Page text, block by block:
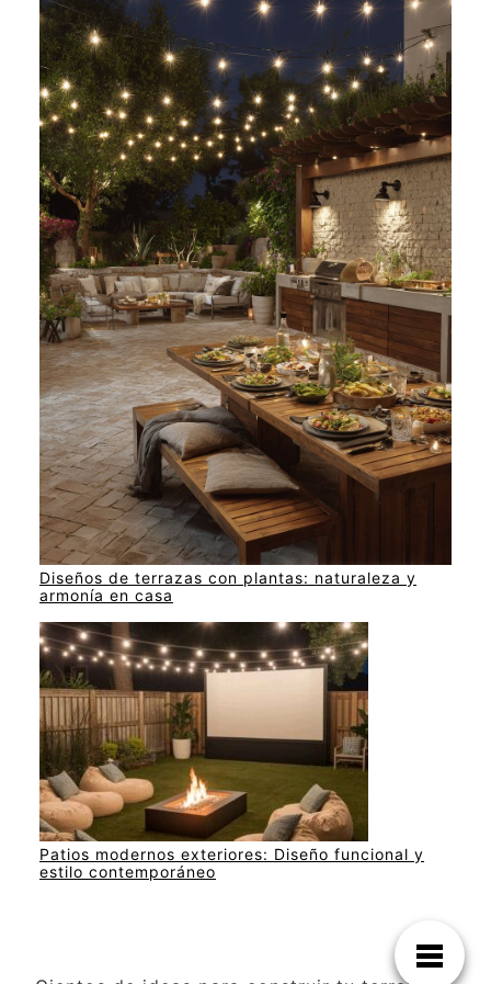
Diseños de terrazas con plantas: naturaleza y
armonía en casa
Patios modernos exteriores: Diseño funcional y
estilo contemporáneo